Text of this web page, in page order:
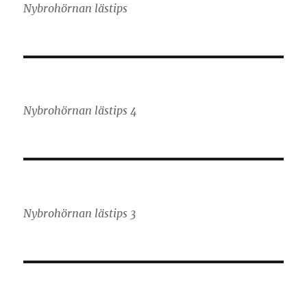
Nybrohörnan lästips
Nybrohörnan lästips 4
Nybrohörnan lästips 3